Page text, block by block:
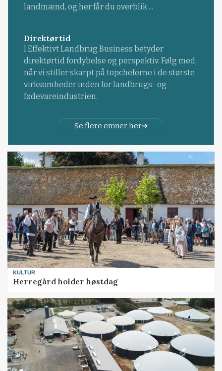
landmænd, og her får du overblik ...
Direktørtid
I Effektivt Landbrug Business betyder
direktørtid fordybelse og perspektiv. Følg med,
når vi stiller skarpt på topcheferne i de største
virksomheder inden for landbrugs- og
fødevareindustrien.
Se flere emner her
KULTUR
Herregård holder høstdag